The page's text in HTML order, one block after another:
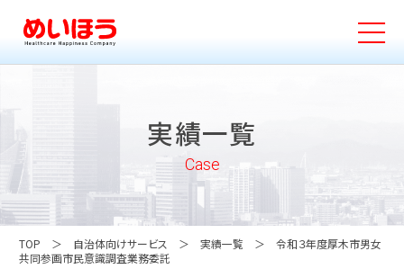
実績一覧
Case
TOP 自治体向けサービス 実績一覧
令和３年度厚木市男女
共同参画市民意識調査業務委託